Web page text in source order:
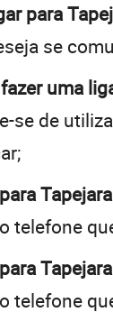
para
se
uma
se de
telefone
telefone